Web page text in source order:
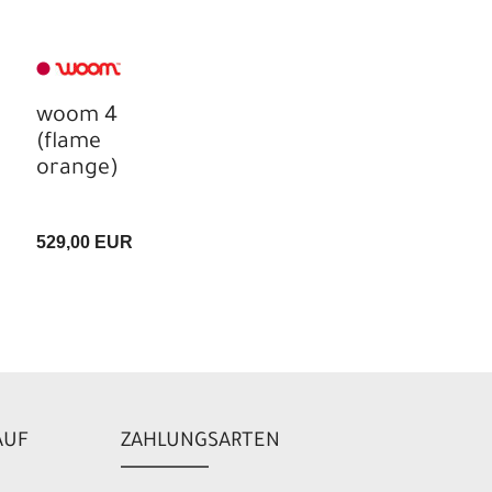
woom 4
(flame
orange)
529,00 EUR
ZAHLUNGSARTEN